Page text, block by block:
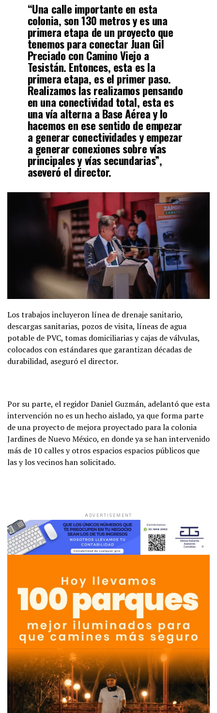
“Una calle importante en esta
colonia, son 130 metros y es una
primera etapa de un proyecto que
tenemos para conectar Juan Gil
Preciado con Camino Viejo a
Tesistán. Entonces, esta es la
primera etapa, es el primer paso.
Realizamos las realizamos pensando
en una conectividad total, esta es
una vía alterna a Base Aérea y lo
hacemos en ese sentido de empezar
a generar conectividades y empezar
a generar conexiones sobre vías
principales y vías secundarias”,
aseveró el director.
Los trabajos incluyeron línea de drenaje sanitario,
descargas sanitarias, pozos de visita, líneas de agua
potable de PVC, tomas domiciliarias y cajas de válvulas,
colocados con estándares que garantizan décadas de
durabilidad, aseguró el director.
Por su parte, el regidor Daniel Guzmán, adelantó que esta
intervención no es un hecho aislado, ya que forma parte
de una proyecto de mejora proyectado para la colonia
Jardines de Nuevo México, en donde ya se han intervenido
más de 10 calles y otros espacios espacios públicos que
las y los vecinos han solicitado.
ADVERTISEMENT